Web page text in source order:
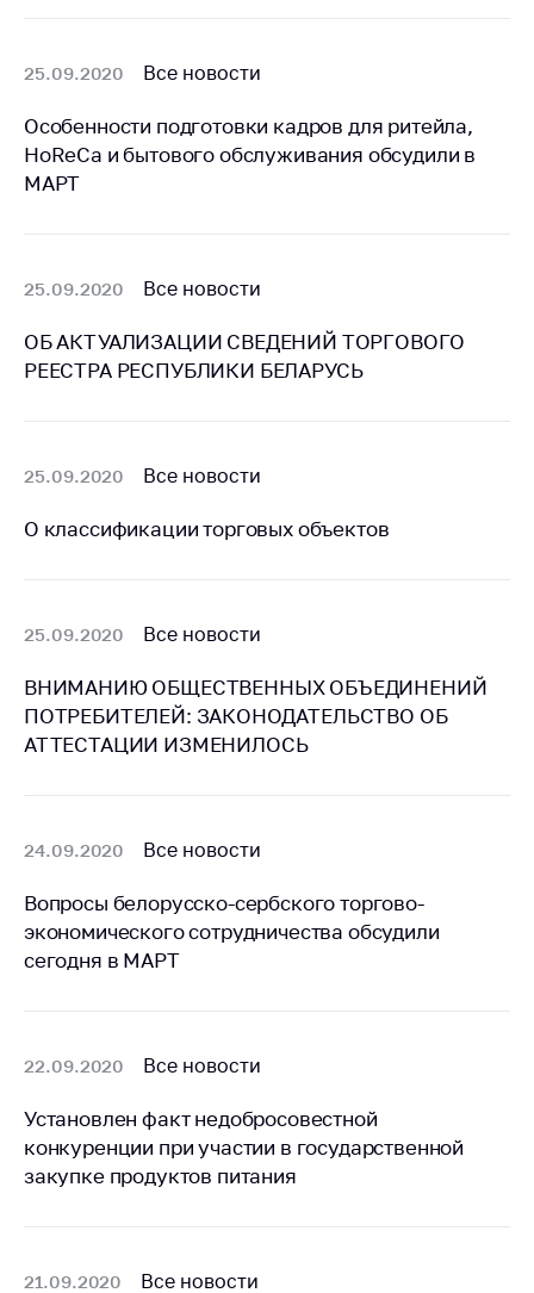
линия
Горячая линия
Электронные
обращения
Сообщить о росте
медицинские
изделия
работы
Приемная
Пресс-служба
Вышестоящий
государственный
орган
цен
на лекарственные
средства, изделия
медицинского
Решение Комиссии
факта нарушения
(отсутствия)
нарушения
Предостережения и
25.09.2020 Все новости
Особенности подготовки кадров для ритейла,
HoReCa и бытового обслуживания обсудили в
МАРТ
25.09.2020 Все новости
ОБ АКТУАЛИЗАЦИИ СВЕДЕНИЙ ТОРГОВОГО
РЕЕСТРА РЕСПУБЛИКИ БЕЛАРУСЬ
25.09.2020 Все новости
О классификации торговых объектов
25.09.2020 Все новости
ВНИМАНИЮ ОБЩЕСТВЕННЫХ ОБЪЕДИНЕНИЙ
ПОТРЕБИТЕЛЕЙ: ЗАКОНОДАТЕЛЬСТВО ОБ
АТТЕСТАЦИИ ИЗМЕНИЛОСЬ
24.09.2020 Все новости
Вопросы белорусско-сербского торгово-
экономического сотрудничества обсудили
сегодня в МАРТ
22.09.2020 Все новости
Установлен факт недобросовестной
конкуренции при участии в государственной
закупке продуктов питания
21.09.2020 Все новости